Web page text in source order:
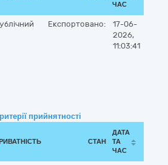
ЧАС
Експортовано:
17-06-
2026,
11:03:41
прийнятності
СТАН
ДАТА
ТА
ЧАС